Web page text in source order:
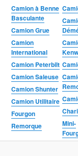
Camion à Benne
Basculante
Camion Grue
Camion
International
Camion Peterbilt
Camion Saleuse
Camion Shunter
Camion Utilitaire
Fourgon
Mini-
Remorque